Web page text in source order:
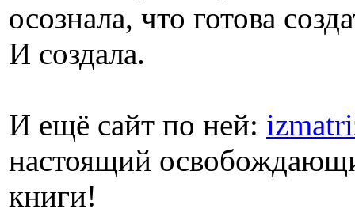
осознала, что готова
И создала.
И ещё сайт по ней:
настоящий
книги!